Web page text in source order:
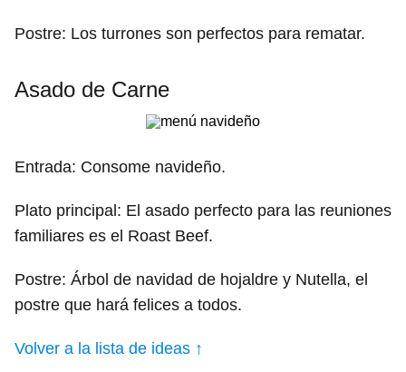
Postre: Los turrones son perfectos para rematar.
Asado de Carne
Entrada: Consome navideño.
Plato principal: El asado perfecto para las reuniones
familiares es el Roast Beef.
Postre: Árbol de navidad de hojaldre y Nutella, el
postre que hará felices a todos.
Volver a la lista de ideas ↑